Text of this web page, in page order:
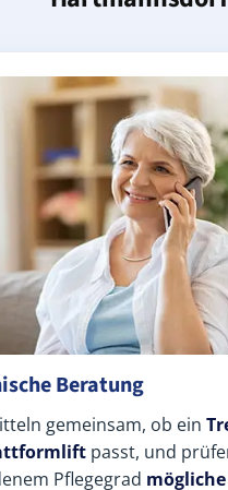
Treppenlift-Beratung
Beratung
gemeinsam, ob ein
passt, und
Pflegegrad